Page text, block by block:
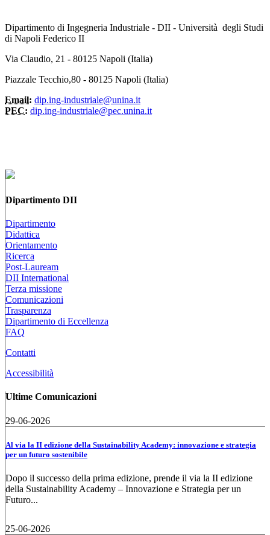
Dipartimento di Ingegneria Industriale - DII - Università degli Studi
di Napoli Federico II
Via Claudio, 21 - 80125 Napoli (Italia)
Piazzale Tecchio,80 - 80125 Napoli (Italia)
Email: dip.ing-industriale@unina.it
PEC: dip.ing-industriale@pec.unina.it
Dipartimento DII
Dipartimento
Didattica
Orientamento
Ricerca
Post-Lauream
DII International
Terza missione
Comunicazioni
Trasparenza
Dipartimento di Eccellenza
FAQ
Contatti
Accessibilità
Ultime Comunicazioni
29-06-2026
Al via la II edizione della Sustainability Academy: innovazione e strategia
per un futuro sostenibile
Dopo il successo della prima edizione, prende il via la II edizione
della Sustainability Academy – Innovazione e Strategia per un
Futuro...
25-06-2026